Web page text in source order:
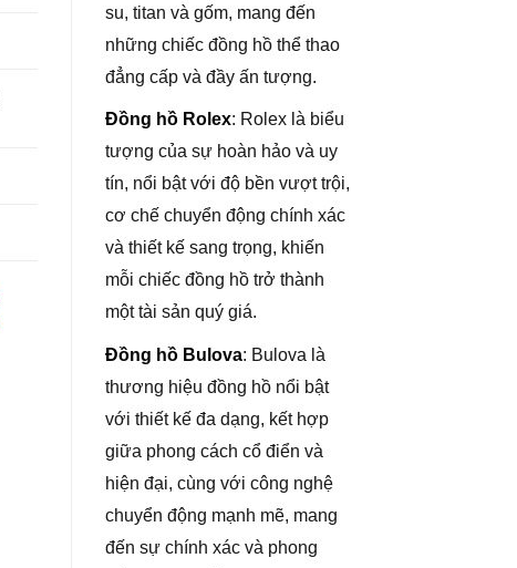
su, titan và gốm, mang đến
những chiếc đồng hồ thể thao
đẳng cấp và đầy ấn tượng.
Đồng hồ Rolex: Rolex là biểu
tượng của sự hoàn hảo và uy
tín, nổi bật với độ bền vượt trội,
cơ chế chuyển động chính xác
và thiết kế sang trọng, khiến
mỗi chiếc đồng hồ trở thành
một tài sản quý giá.
Đồng hồ Bulova: Bulova là
thương hiệu đồng hồ nổi bật
với thiết kế đa dạng, kết hợp
giữa phong cách cổ điển và
hiện đại, cùng với công nghệ
chuyển động mạnh mẽ, mang
đến sự chính xác và phong